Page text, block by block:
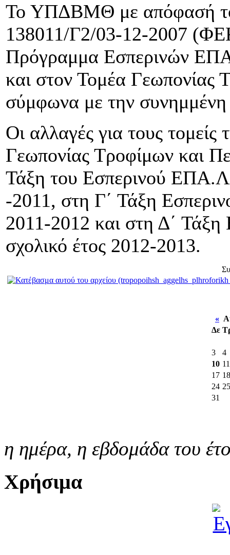
Το ΥΠΔΒΜΘ με απόφασή
138011/Γ2/03-12-2007
Πρόγραμμα Εσπερινών
και στον Τομέα Γεωπονίας
σύμφωνα με την
Οι αλλαγές για τους
Γεωπονίας Τροφίμων και
Τάξη του Εσπερινού
-2011, στη Γ΄ Τάξη
2011-2012 και στη Δ΄
σχολικό έτος 2012-2013.
«
Δε
3
4
10 11
17 18
24 25
31
η ημέρα, η εβδομάδα του
Χρήσιμα